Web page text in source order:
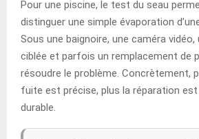
Pour une piscine, le test du seau
distinguer une simple évaporation
Sous une baignoire, une caméra
ciblée et parfois un remplacement de
résoudre le problème. Concrètement,
fuite est précise, plus la réparation
durable.